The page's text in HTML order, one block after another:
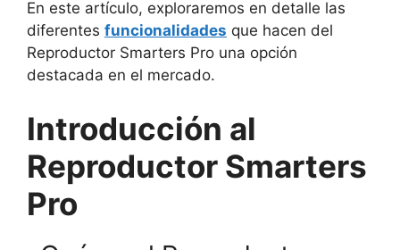
En este artículo, exploraremos en detalle las
diferentes funcionalidades que hacen del
Reproductor Smarters Pro una opción
destacada en el mercado.
Introducción al
Reproductor Smarters
Pro